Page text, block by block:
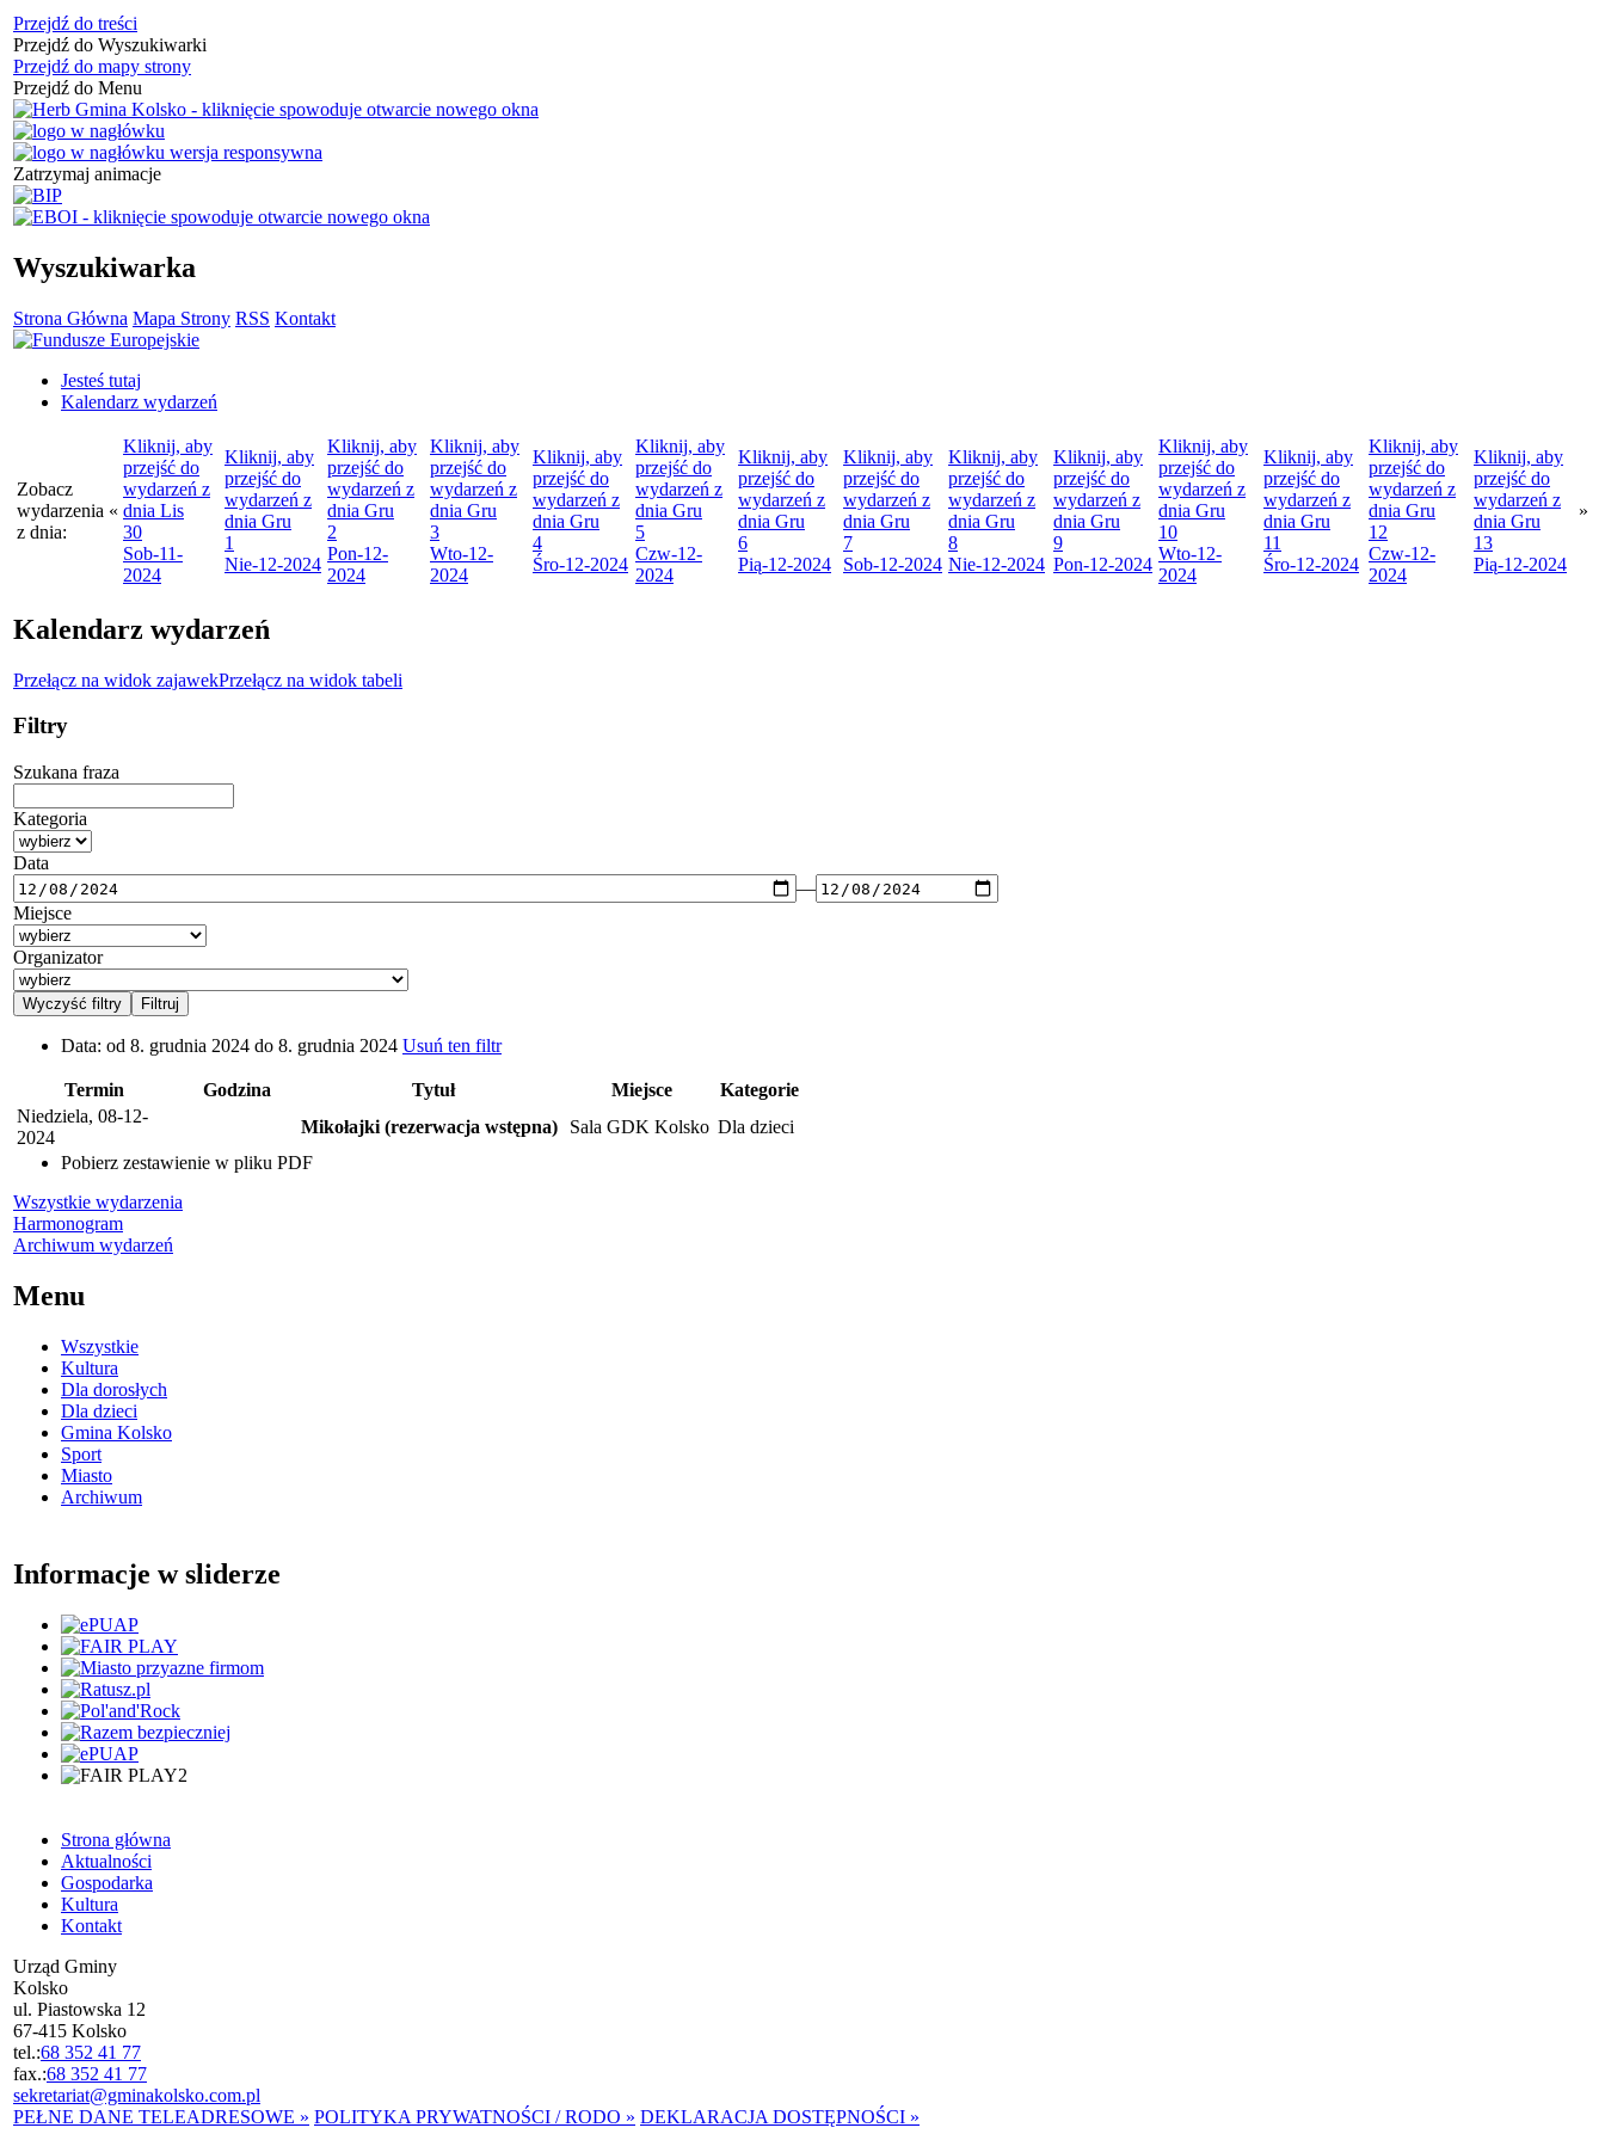
Przejdź do treści
Przejdź do Wyszukiwarki
Przejdź do mapy strony
Przejdź do Menu
Zatrzymaj animacje
Wyszukiwarka
Strona Główna Mapa Strony RSS Kontakt
Jesteś tutaj
Kalendarz wydarzeń
Zobacz
wydarzenia
z dnia:
«
Kliknij, aby
przejść do
wydarzeń z
dnia Lis
30
Sob-11-
2024
Kliknij, aby
przejść do
wydarzeń z
dnia Gru
1
Nie-12-2024
Kliknij, aby
przejść do
wydarzeń z
dnia Gru
2
Pon-12-
2024
Kliknij, aby
przejść do
wydarzeń z
dnia Gru
3
Wto-12-
2024
Kliknij, aby
przejść do
wydarzeń z
dnia Gru
4
Śro-12-2024
Kliknij, aby
przejść do
wydarzeń z
dnia Gru
5
Czw-12-
2024
Kliknij, aby
przejść do
wydarzeń z
dnia Gru
6
Pią-12-2024
Kliknij, aby
przejść do
wydarzeń z
dnia Gru
7
Sob-12-2024
Kliknij, aby
przejść do
wydarzeń z
dnia Gru
8
Nie-12-2024
Kliknij, aby
przejść do
wydarzeń z
dnia Gru
9
Pon-12-2024
Kliknij, aby
przejść do
wydarzeń z
dnia Gru
10
Wto-12-
2024
Kliknij, aby
przejść do
wydarzeń z
dnia Gru
11
Śro-12-2024
Kliknij, aby
przejść do
wydarzeń z
dnia Gru
12
Czw-12-
2024
Kliknij, aby
przejść do
wydarzeń z
dnia Gru
13
Pią-12-2024
»
Kalendarz wydarzeń
Przełącz na widok zajawekPrzełącz na widok tabeli
Filtry
Szukana fraza
Kategoria
Data
—
Miejsce
Organizator
Data: od 8. grudnia 2024 do 8. grudnia 2024 Usuń ten filtr
Termin Godzina Tytuł Miejsce
Kategorie
Niedziela, 08-12-
2024
Mikołajki (rezerwacja wstępna) Sala GDK Kolsko Dla dzieci
Pobierz zestawienie w pliku PDF
Wszystkie wydarzenia
Harmonogram
Archiwum wydarzeń
Menu
Wszystkie
Kultura
Dla dorosłych
Dla dzieci
Gmina Kolsko
Sport
Miasto
Archiwum
Informacje w sliderze
Strona główna
Aktualności
Gospodarka
Kultura
Kontakt
Urząd Gminy
Kolsko
ul. Piastowska 12
67-415 Kolsko
tel.:68 352 41 77
fax.:68 352 41 77
sekretariat@gminakolsko.com.pl
PEŁNE DANE TELEADRESOWE » POLITYKA PRYWATNOŚCI / RODO » DEKLARACJA DOSTĘPNOŚCI »